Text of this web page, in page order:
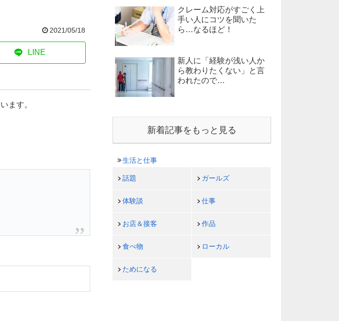
2021/05/18
LINE
ます。
クレーム対応がすごく上
手い人にコツを聞いた
ら…なるほど！
新人に「経験が浅い人か
ら教わりたくない」と言
われたので…
新着記事をもっと見る
生活と仕事
話題 ガールズ
体験談 仕事
お店＆接客 作品
食べ物 ローカル
ためになる